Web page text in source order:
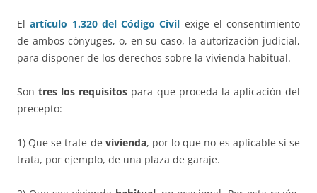
Elartículo 1.320 del Código Civil exige el consentimiento
de ambos cónyuges, o, en su caso, la autorización judicial,
para disponer de los derechos sobre la vivienda habitual.
Son tres los requisitos para que proceda la aplicación del
precepto:
1) Que se trate de vivienda, por lo que no es aplicable si se
trata, por ejemplo, de una plaza de garaje.